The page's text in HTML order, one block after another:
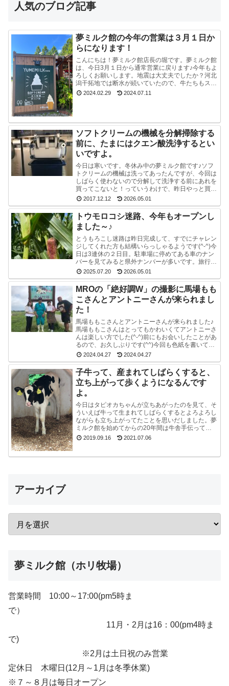
人気のブログ記事
夢ミルク館の今年の営業は３月１日か
らになります！
こんにちは！夢ミルク館店長の堀です。夢ミルク館
は、今日3月１日から通常営業に戻ります♪今年もよ
ろしくお願いします。地震は大丈夫でしたか？河北
潟干拓地では断水が続いていたので、牛たちもスタ
ッフも大変でした。能登半島地震で河北潟干拓地も
2024.02.29 2024.07.11
ソフトクリームの機械を分解掃除する
前に、たまにはクエン酸洗浄するとい
いですよ。
今日は寒いです。冬休み中の夢ミルク館です♪ソフ
トクリームの機械は洗ってあったんですが、今回は
しばらく使わないので分解して洗浄する前にあれを
買ってこないと！っていうわけで、昨日やっと買っ
てきました。ポットのクエン酸洗浄剤。粉末のやつ
2017.12.12 2026.05.01
トウモロコシ迷路、今年もオープンし
ました～♪
とうもろこし迷路は昨日完成して、すでにチャレン
ジしてくれた方も結構いらっしゃるようです(^-^)今
日は3連休の２日目。駐車場に停めてある車のナン
バーを見てみると県外ナンバーが多いです。旅行と
か帰省ですかね(^^)みんな楽しそうで良かったで
2025.07.20 2026.05.01
MROの「絶好調W」の撮影に馬場もも
こさんとアントニーさんが来られまし
た！
馬場ももこさんとアントニーさんが来られました♪
馬場ももこさんはとってもかわいくてアントニーさ
んは楽しい方でした(^-^)前にもお会いしたことがあ
るので、お久しぶりです(^^)今回も色紙を書いて戴
いたので、夢ミルク館に来られた時には、ぜひ、
2024.04.27 2024.04.27
子牛って、産まれてしばらくすると、
立ち上がって歩くようになるんです
よ。
今日はタピオカちゃんが立ちあがったのを見て、そ
ういえば牛って生まれてしばらくするとよろよろし
ながらも立ち上がってたことを思いだしました。夢
ミルク館を始めてからの20年間は牛舎手伝ってな
いので、うっかり忘れてました。ちょうど牧場長が
2019.09.16 2021.07.06
アーカイブ
夢ミルク館（ホリ牧場）
営業時間 10:00～17:00(pm5時ま
で）
11月・2月は16：00(pm4時ま
で)
※2月は土日祝のみ営業
定休日 木曜日(12月～1月は冬季休業)
※７～８月は毎日オープン